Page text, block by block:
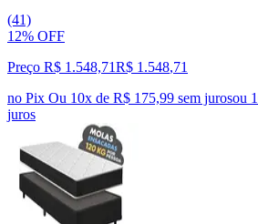
(41)
12% OFF
Preço R$ 1.548,71R$ 1.548,71
no Pix Ou 10x de R$ 175,99 sem jurosou
juros